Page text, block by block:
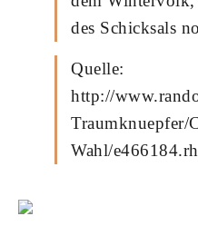
des Schicksals
Quelle:
http://
Traumknuepfer/
Wahl/